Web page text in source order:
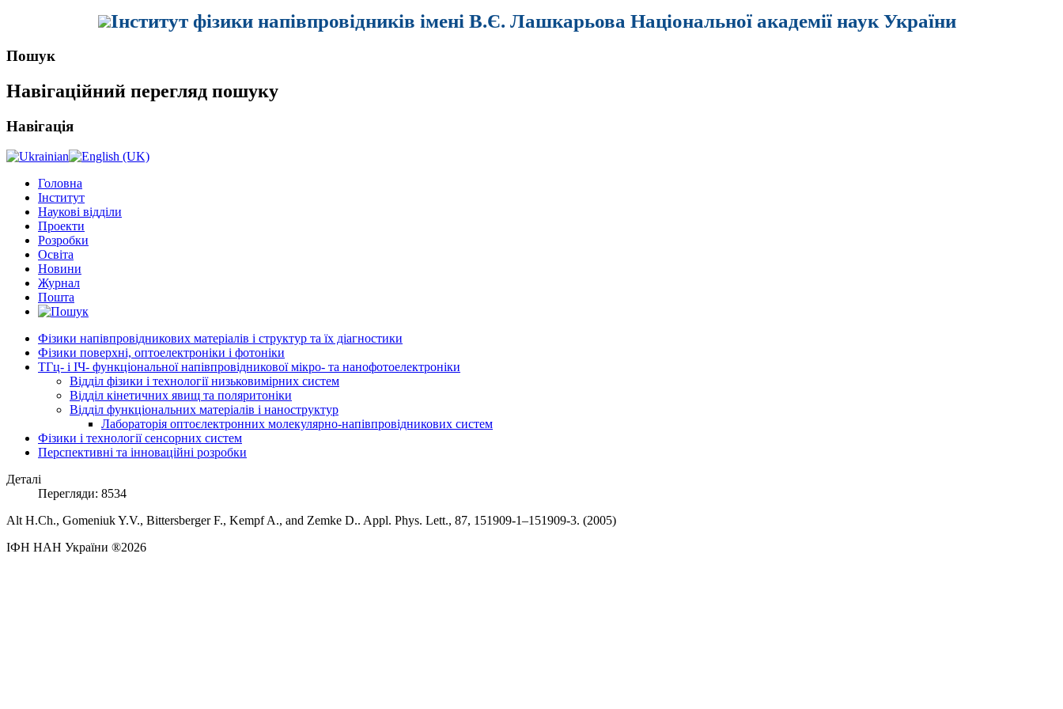
Інститут фізики напівпровідників імені В.Є. Лашкарьова Національної академії наук України
Пошук
Навігаційний перегляд пошуку
Навігація
Головна
Інститут
Наукові відділи
Проекти
Розробки
Освіта
Новини
Журнал
Пошта
Фізики напівпровідникових матеріалів і структур та їх діагностики
Фізики поверхні, оптоелектроніки і фотоніки
ТГц- і ІЧ- функціональної напівпровідникової мікро- та нанофотоелектроніки
Відділ фізики і технології низьковимірних систем
Відділ кінетичних явищ та поляритоніки
Відділ функціональних матеріалів і наноструктур
Лабораторія оптоєлектронних молекулярно-напівпровідникових систем
Фізики і технології сенсорних систем
Перспективні та інноваційні розробки
Деталі
Перегляди: 8534
Alt H.Ch., Gomeniuk Y.V., Bittersberger F., Kempf A., and Zemke D.. Appl. Phys. Lett., 87, 151909-1–151909-3. (2005)
ІФН НАН України ®2026